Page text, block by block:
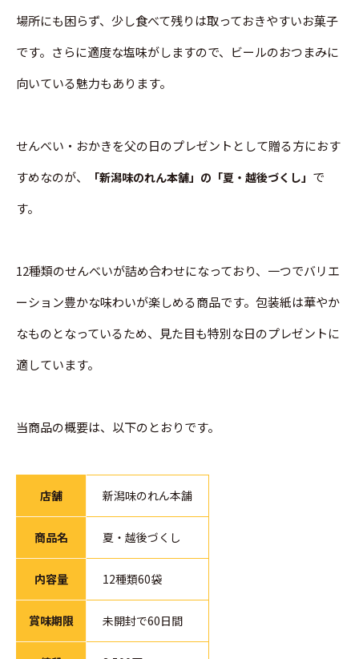
場所にも困らず、少し食べて残りは取っておきやすいお菓子
です。さらに適度な塩味がしますので、ビールのおつまみに
向いている魅力もあります。
せんべい・おかきを父の日のプレゼントとして贈る方におす
すめなのが、
「新潟味のれん本舗」の「夏・越後づくし」 で
す。
12種類のせんべいが詰め合わせになっており、一つでバリエ
ーション豊かな味わいが楽しめる商品です。包装紙は華やか
なものとなっているため、見た目も特別な日のプレゼントに
適しています。
当商品の概要は、以下のとおりです。
店舗 新潟味のれん本舗
商品名 夏・越後づくし
内容量 12種類60袋
賞味期限 未開封で60日間